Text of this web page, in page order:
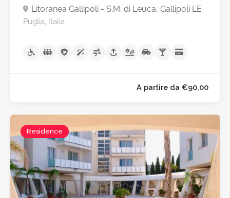
Litoranea Gallipoli - S.M. di Leuca, Gallipoli LE
Puglia, Italia
A partire da
Residence